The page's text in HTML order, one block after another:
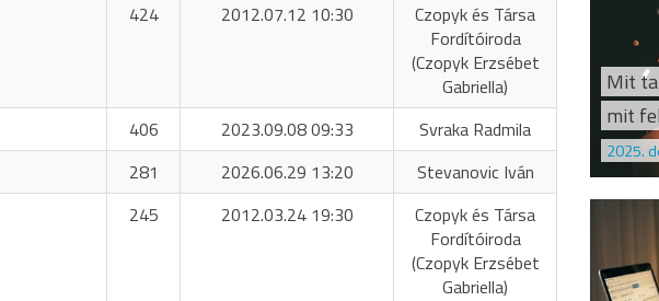
424 2012.07.12 10:30
Czopyk és Társa
Fordítóiroda
(Czopyk Erzsébet
Gabriella)
406 2023.09.08 09:33
Svraka Radmila
281 2026.06.29 13:20
Stevanovic Iván
245 2012.03.24 19:30
Czopyk és Társa
Fordítóiroda
(Czopyk Erzsébet
Gabriella)
Mit
mit
2025.